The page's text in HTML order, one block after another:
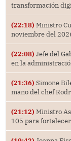
transformación
(22:18) Ministro
noviembre del
(22:08) Jefe del
en la
(21:36) Simone
mano del chef
(21:12) Ministro
105 para